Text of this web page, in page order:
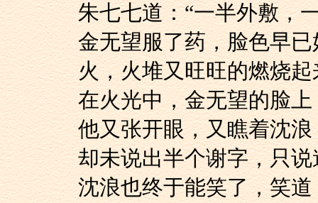
朱七七道：“一半外敷
金无望服了药，脸色
火，火堆又旺旺的燃烧起
在火光中，金无望的
他又张开眼，又瞧着
却未说出半个谢字，只
沈浪也终于能笑了，